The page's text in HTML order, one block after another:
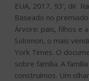
EUA, 2017, 93′, dir.
Baseado no
Árvore: pais, filhos e
Solomon, o mais
York Times. O
sobre família. A
construímos. Um